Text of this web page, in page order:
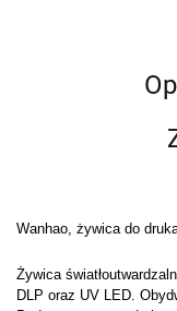
Wanhao, żywica do
Żywica
DLP oraz UV LED.